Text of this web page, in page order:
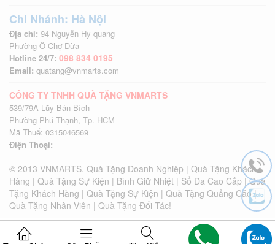
Chi Nhánh: Hà Nội
Địa chỉ: 94 Nguyễn Hy quang
Phường Ô Chợ Dừa
Hotline 24/7: 098 834 0195
Email: quatang@vnmarts.com
CÔNG TY TNHH QUÀ TẶNG VNMARTS
539/79A Lũy Bán Bích
Phường Phú Thạnh, Tp. HCM
Mã Thuế: 0315046569
Điện Thoại:
© 2013 VNMARTS. Quà Tặng Doanh Nghiệp | Quà Tặng Khách
Hàng | Quà Tặng Sự Kiện | Bình Giữ Nhiệt | Sổ Da Cao Cấp | Quà
Tặng Khách Hàng | Quà Tặng Sự Kiện | Quà Tặng Quảng Cáo |
Quà Tặng Nhân Viên | Quà Tặng Đối Tác!